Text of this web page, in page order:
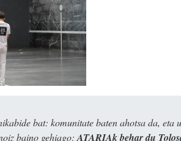
bat: komunitate baten ahotsa da, eta
baino gehiago:ATARIAk behar du